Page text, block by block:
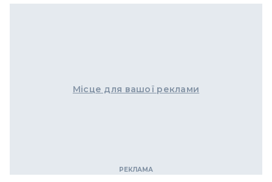
Місце для вашої реклами